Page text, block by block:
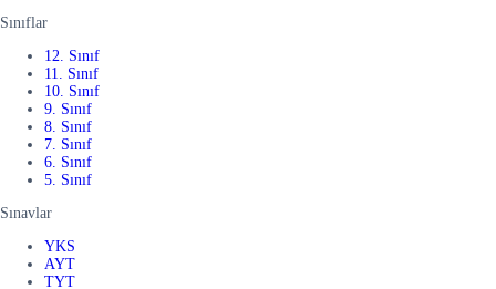
Sınıflar
12. Sınıf
11. Sınıf
10. Sınıf
9. Sınıf
8. Sınıf
7. Sınıf
6. Sınıf
5. Sınıf
Sınavlar
YKS
AYT
TYT